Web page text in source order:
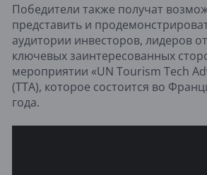
Победители также получат
представить и
аудитории инвесторов, лидеров
ключевых заинтересованных
мероприятии «UN Tourism Tech
(TTA), которое состоится во
года.